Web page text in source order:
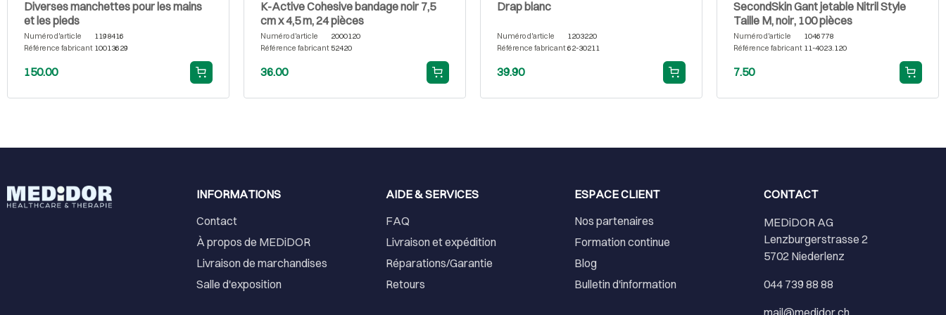
Diverses manchettes pour les mains
et les pieds
Numéro d'article
1198416
Référence fabricant 10013629
150.00
K-Active Cohesive bandage noir 7,5
cm x 4,5 m, 24 pièces
Numéro d'article
2000120
Référence fabricant 52420
36.00
Drap blanc
Numéro d'article
1203220
Référence fabricant 62-30211
39.90
SecondSkin Gant jetable Nitril Style
Taille M, noir, 100 pièces
Numéro d'article
1046778
Référence fabricant 11-4023.120
7.50
INFORMATIONS
Contact
À propos de MEDiDOR
Livraison de marchandises
Salle d'exposition
AIDE & SERVICES
FAQ
Livraison et expédition
Réparations/Garantie
Retours
ESPACE CLIENT
Nos partenaires
Formation continue
Blog
Bulletin d'information
CONTACT
MEDiDOR AG
Lenzburgerstrasse 2
5702 Niederlenz
044 739 88 88
mail@medidor.ch